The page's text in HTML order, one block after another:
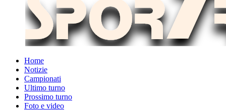
Home
Notizie
Campionati
Ultimo turno
Prossimo turno
Foto e video